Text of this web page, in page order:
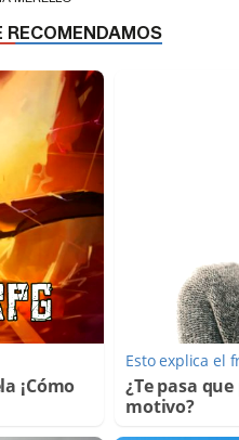
¡Cómo
Esto explica el
¿Te pasa
motivo?